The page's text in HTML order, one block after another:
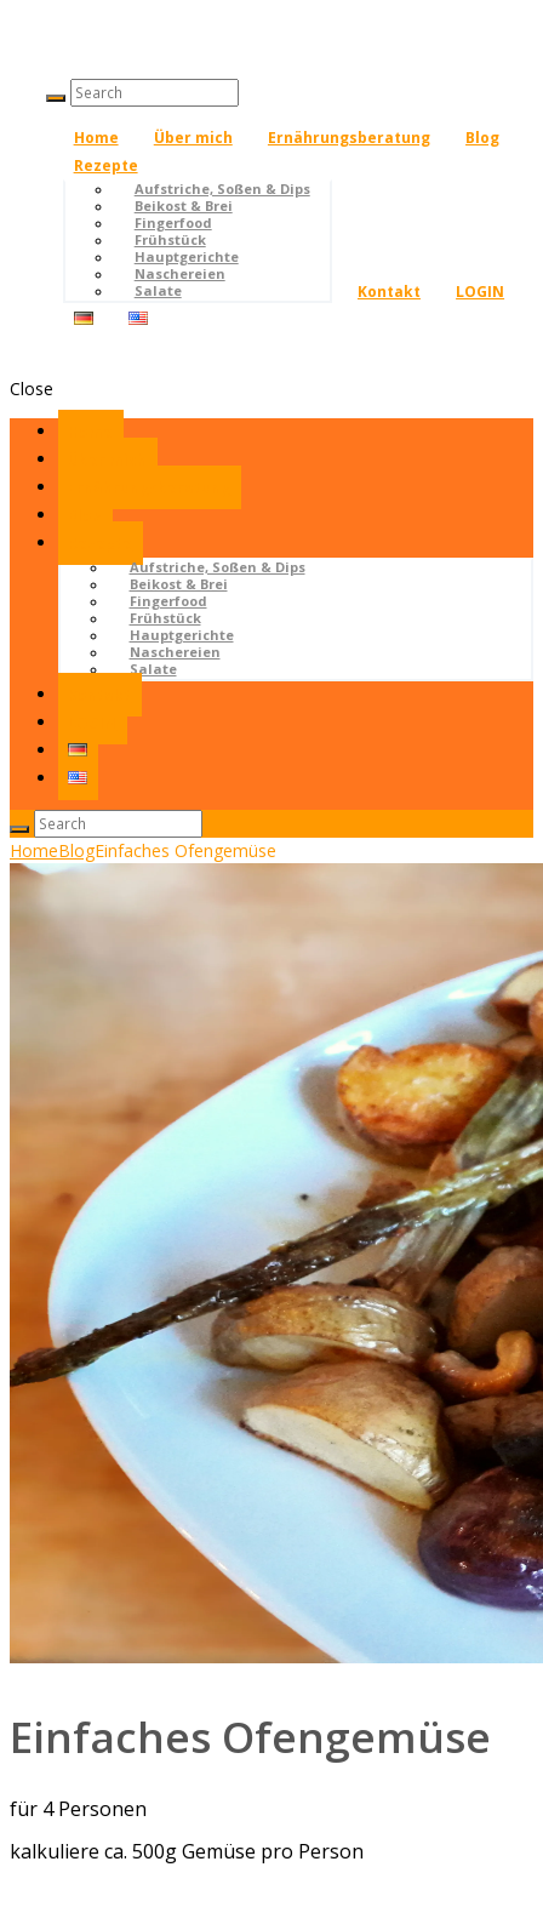
Home Über mich Ernährungsberatung
Blog
Rezepte
Aufstriche, Soßen & Dips
Beikost & Brei
Fingerfood
Frühstück
Hauptgerichte
Naschereien
Salate
Kontakt LOGIN
Close
Aufstriche, Soßen & Dips
Beikost & Brei
Fingerfood
Frühstück
Hauptgerichte
Naschereien
Salate
HomeBlogEinfaches Ofengemüse
Einfaches Ofengemüse
für 4 Personen
kalkuliere ca. 500g Gemüse pro Person